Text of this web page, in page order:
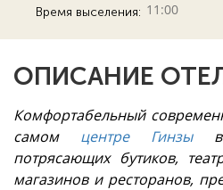
Время выселения: 11:00
ОПИСАНИЕ
Комфортабельный
самом центре Гинзыв
потрясающих бутиков,
магазинов и ресторанов,